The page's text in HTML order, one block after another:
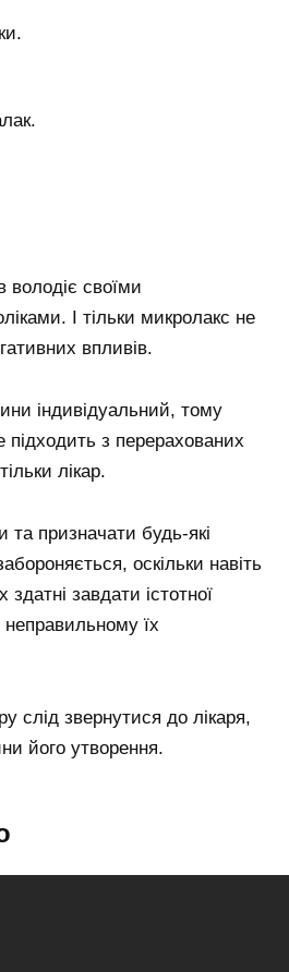
володіє своїми
І тільки микролакс не
впливів.
індивідуальний, тому
з перерахованих
лікар.
та призначати будь-які
оскільки навіть
здатні завдати істотної
їх
слід звернутися до лікаря,
його утворення.